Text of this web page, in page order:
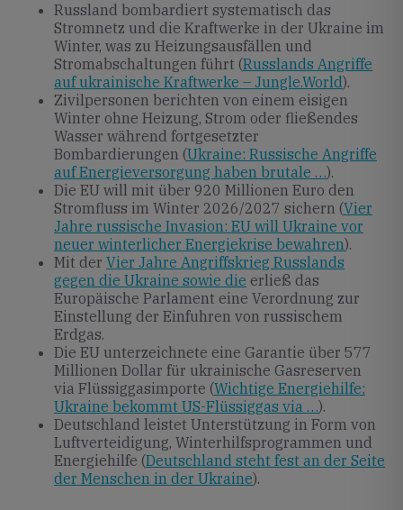
Russland bombardiert systematisch das
Stromnetz und die Kraftwerke in der Ukraine im
Winter, was zu Heizungsausfällen und
Stromabschaltungen führt (Russlands Angriffe
auf ukrainische Kraftwerke – Jungle.World).
Zivilpersonen berichten von einem eisigen
Winter ohne Heizung, Strom oder fließendes
Wasser während fortgesetzter
Bombardierungen (Ukraine: Russische Angriffe
auf Energieversorgung haben brutale …).
Die EU will mit über 920 Millionen Euro den
Stromfluss im Winter 2026/2027 sichern (Vier
Jahre russische Invasion: EU will Ukraine vor
neuer winterlicher Energiekrise bewahren).
Mit der Vier Jahre Angriffskrieg Russlands
gegen die Ukraine sowie die erließ das
Europäische Parlament eine Verordnung zur
Einstellung der Einfuhren von russischem
Erdgas.
Die EU unterzeichnete eine Garantie über 577
Millionen Dollar für ukrainische Gasreserven
via Flüssiggasimporte (Wichtige Energiehilfe:
Ukraine bekommt US-Flüssiggas via …).
Deutschland leistet Unterstützung in Form von
Luftverteidigung, Winterhilfsprogrammen und
Energiehilfe (Deutschland steht fest an der Seite
der Menschen in der Ukraine).